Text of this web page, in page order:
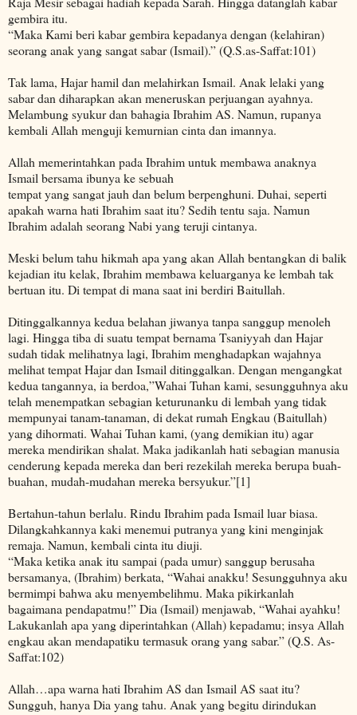
gembira itu.
“Maka Kami beri kabar gembira kepadanya dengan (kelahiran)
seorang anak yang sangat sabar (Ismail).” (Q.S.as-Saffat:101)
Tak lama, Hajar hamil dan melahirkan Ismail. Anak lelaki yang
sabar dan diharapkan akan meneruskan perjuangan ayahnya.
Melambung syukur dan bahagia Ibrahim AS. Namun, rupanya
kembali Allah menguji kemurnian cinta dan imannya.
Allah memerintahkan pada Ibrahim untuk membawa anaknya
Ismail bersama ibunya ke sebuah
tempat yang sangat jauh dan belum berpenghuni. Duhai, seperti
apakah warna hati Ibrahim saat itu? Sedih tentu saja. Namun
Ibrahim adalah seorang Nabi yang teruji cintanya.
Meski belum tahu hikmah apa yang akan Allah bentangkan di balik
kejadian itu kelak, Ibrahim membawa keluarganya ke lembah tak
bertuan itu. Di tempat di mana saat ini berdiri Baitullah.
Ditinggalkannya kedua belahan jiwanya tanpa sanggup menoleh
lagi. Hingga tiba di suatu tempat bernama Tsaniyyah dan Hajar
sudah tidak melihatnya lagi, Ibrahim menghadapkan wajahnya
melihat tempat Hajar dan Ismail ditinggalkan. Dengan mengangkat
kedua tangannya, ia berdoa,”Wahai Tuhan kami, sesungguhnya aku
telah menempatkan sebagian keturunanku di lembah yang tidak
mempunyai tanam-tanaman, di dekat rumah Engkau (Baitullah)
yang dihormati. Wahai Tuhan kami, (yang demikian itu) agar
mereka mendirikan shalat. Maka jadikanlah hati sebagian manusia
cenderung kepada mereka dan beri rezekilah mereka berupa buah-
buahan, mudah-mudahan mereka bersyukur.”[1]
Bertahun-tahun berlalu. Rindu Ibrahim pada Ismail luar biasa.
Dilangkahkannya kaki menemui putranya yang kini menginjak
remaja. Namun, kembali cinta itu diuji.
“Maka ketika anak itu sampai (pada umur) sanggup berusaha
bersamanya, (Ibrahim) berkata, “Wahai anakku! Sesungguhnya aku
bermimpi bahwa aku menyembelihmu. Maka pikirkanlah
bagaimana pendapatmu!” Dia (Ismail) menjawab, “Wahai ayahku!
Lakukanlah apa yang diperintahkan (Allah) kepadamu; insya Allah
engkau akan mendapatiku termasuk orang yang sabar.” (Q.S. As-
Saffat:102)
Allah…apa warna hati Ibrahim AS dan Ismail AS saat itu?
Sungguh, hanya Dia yang tahu. Anak yang begitu dirindukan